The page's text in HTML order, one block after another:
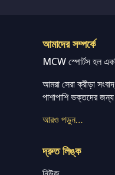
আমাদের সম্পর্কে
MCW স্পোর্টস হল
আমরা সেরা ক্রীড়া
পাশাপাশি ভক্তদের
আরও পড়ুন…
দ্রুত লিঙ্ক